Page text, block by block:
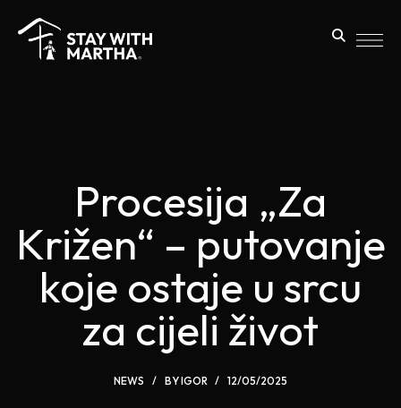
Procesija „Za
Križen“ – putovanje
koje ostaje u srcu
za cijeli život
NEWS BYIGOR 12/05/2025